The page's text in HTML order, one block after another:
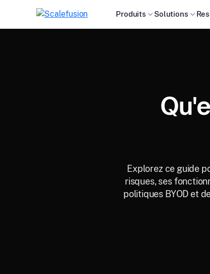
Produits Solutions
Explorez ce guide
risques, ses
politiques BYOD et